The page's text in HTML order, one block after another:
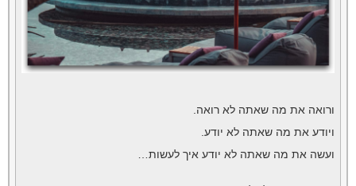
ורואה את מה שאתה לא רואה.
ויודע את מה שאתה לא יודע.
ועשה את מה שאתה לא יודע איך לעשות…